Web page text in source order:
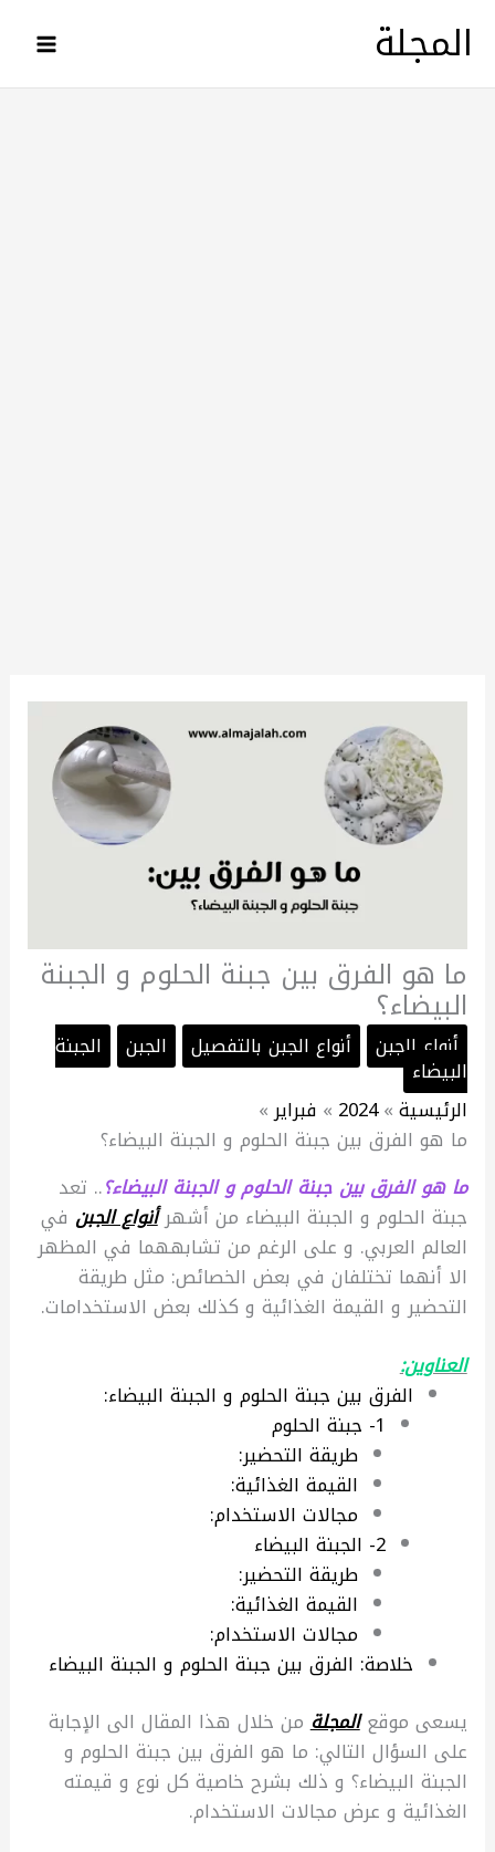
المجلة
ما هو الفرق بين جبنة الحلوم و الجبنة
البيضاء؟
أنواع الجبن أنواع الجبن بالتفصيل الجبن الجبنة
البيضاء
الرئيسية
2024
فبراير
ما هو الفرق بين جبنة الحلوم و الجبنة البيضاء؟
ما هو الفرق بين جبنة الحلوم و الجبنة البيضاء؟.. تعد
جبنة الحلوم و الجبنة البيضاء من أشهرأنواع الجبن في
العالم العربي. و على الرغم من تشابههما في المظهر
الا أنهما تختلفان في بعض الخصائص: مثل طريقة
التحضير و القيمة الغذائية و كذلك بعض الاستخدامات.
العناوين:
الفرق بين جبنة الحلوم و الجبنة البيضاء:
1- جبنة الحلوم
طريقة التحضير:
القيمة الغذائية:
مجالات الاستخدام:
2- الجبنة البيضاء
طريقة التحضير:
القيمة الغذائية:
مجالات الاستخدام:
خلاصة: الفرق بين جبنة الحلوم و الجبنة البيضاء
يسعى موقعالمجلةمن خلال هذا المقال الى الإجابة
على السؤال التالي: ما هو الفرق بين جبنة الحلوم و
الجبنة البيضاء؟ و ذلك بشرح خاصية كل نوع و قيمته
الغذائية و عرض مجالات الاستخدام.